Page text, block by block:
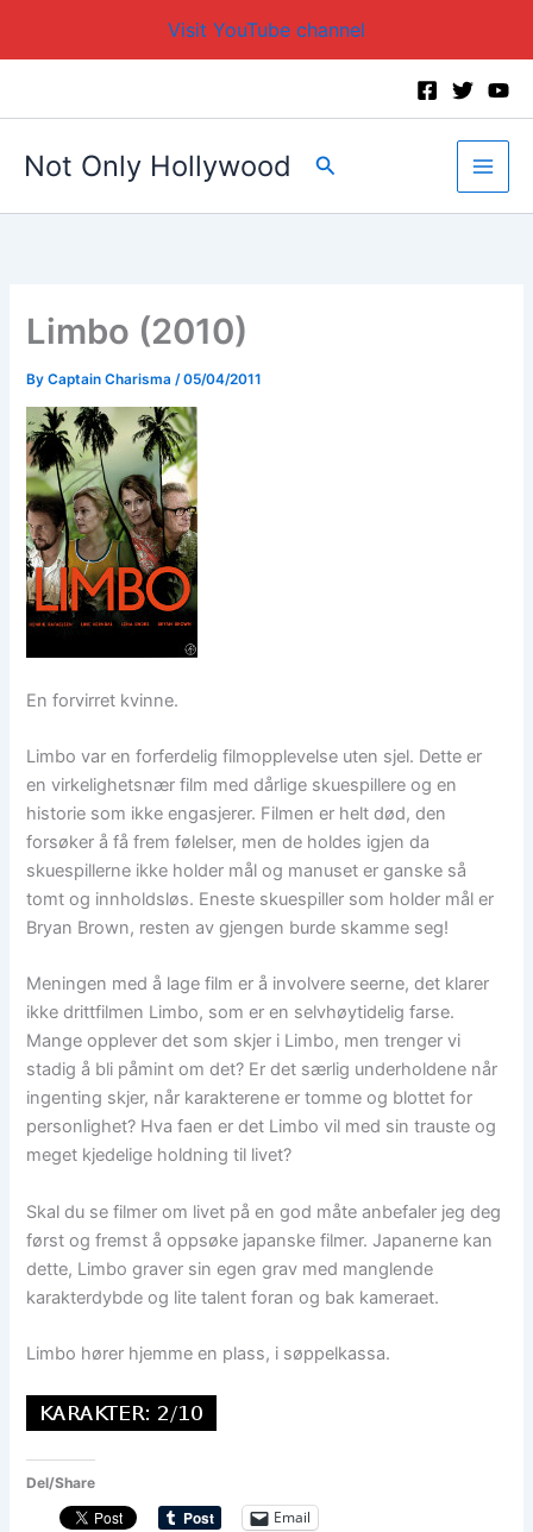
Visit YouTube channel
Not Only Hollywood Search
Limbo (2010)
ByCaptain Charisma /05/04/2011
En forvirret kvinne.
Limbo var en forferdelig filmopplevelse uten sjel. Dette er
en virkelighetsnær film med dårlige skuespillere og en
historie som ikke engasjerer. Filmen er helt død, den
forsøker å få frem følelser, men de holdes igjen da
skuespillerne ikke holder mål og manuset er ganske så
tomt og innholdsløs. Eneste skuespiller som holder mål er
Bryan Brown, resten av gjengen burde skamme seg!
Meningen med å lage film er å involvere seerne, det klarer
ikke drittfilmen Limbo, som er en selvhøytidelig farse.
Mange opplever det som skjer i Limbo, men trenger vi
stadig å bli påmint om det? Er det særlig underholdene når
ingenting skjer, når karakterene er tomme og blottet for
personlighet? Hva faen er det Limbo vil med sin trauste og
meget kjedelige holdning til livet?
Skal du se filmer om livet på en god måte anbefaler jeg deg
først og fremst å oppsøke japanske filmer. Japanerne kan
dette, Limbo graver sin egen grav med manglende
karakterdybde og lite talent foran og bak kameraet.
Limbo hører hjemme en plass, i søppelkassa.
Del/Share
Email